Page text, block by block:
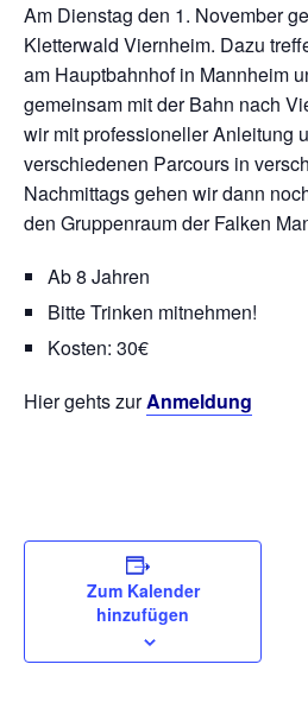
Am Dienstag den 1. November
Kletterwald Viernheim. Dazu
am Hauptbahnhof in Mannheim
gemeinsam mit der Bahn nach
wir mit professioneller Anleitung
verschiedenen Parcours in
Nachmittags gehen wir dann
den Gruppenraum der Falken
Ab 8 Jahren
Bitte Trinken mitnehmen!
Kosten: 30€
Hier gehts zurAnmeldung
Zum Kalender
hinzufügen